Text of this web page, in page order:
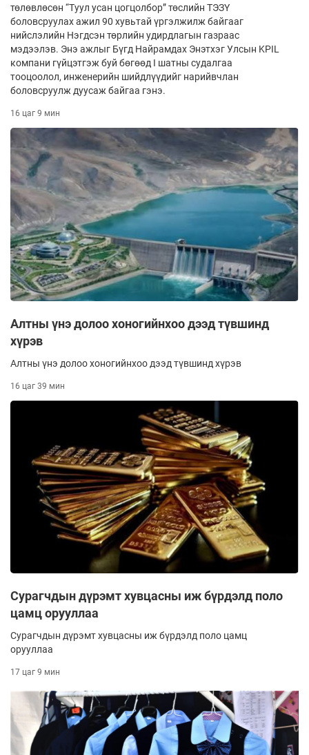
төлөвлөсөн “Туул усан цогцолбор” төслийн ТЭЗҮ
боловсруулах ажил 90 хувьтай үргэлжилж байгааг
нийслэлийн Нэгдсэн төрлийн удирдлагын газраас
мэдээлэв. Энэ ажлыг Бүгд Найрамдах Энэтхэг Улсын KPIL
компани гүйцэтгэж буй бөгөөд I шатны судалгаа
тооцоолол, инженерийн шийдлүүдийг нарийвчлан
боловсруулж дуусаж байгаа гэнэ.
16 цаг 9 мин
Алтны үнэ долоо хоногийнхоо дээд түвшинд
хүрэв
Алтны үнэ долоо хоногийнхоо дээд түвшинд хүрэв
16 цаг 39 мин
Сурагчдын дүрэмт хувцасны иж бүрдэлд поло
цамц орууллаа
Сурагчдын дүрэмт хувцасны иж бүрдэлд поло цамц
орууллаа
17 цаг 9 мин